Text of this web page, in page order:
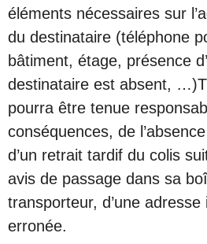
éléments nécessaires sur
du destinataire (téléphone
bâtiment, étage, présence
destinataire est absent,
pourra être tenue
conséquences, de
d’un retrait tardif du colis
avis de passage dans sa
transporteur, d’une
erronée.